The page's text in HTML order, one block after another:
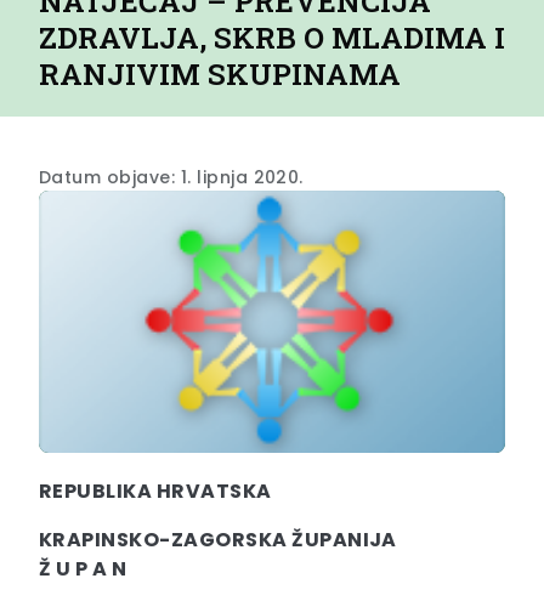
ZDRAVLJA, SKRB O MLADIMA I
RANJIVIM SKUPINAMA
Datum objave: 1. lipnja 2020.
REPUBLIKA HRVATSKA
KRAPINSKO-ZAGORSKA ŽUPANIJA
Ž U P A N